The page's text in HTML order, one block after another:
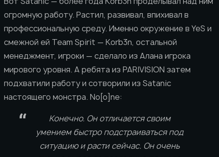
огромную работу. Растил, развивал, впихивал в
профессиональную среду. Именно окружение в YeS и
смежной ей Team Spirit — Korb3n, остальной
менеджмент, игроки — сделало из Алана игрока
мирового уровня. А ребята из PARIVISION затем
подхватили работу и сотворили из Satanic
настоящего монстра. No[o]ne:
Конечно. Он отличается своим
умением быстро подстраиваться под
ситуацию и расти сейчас. Он очень